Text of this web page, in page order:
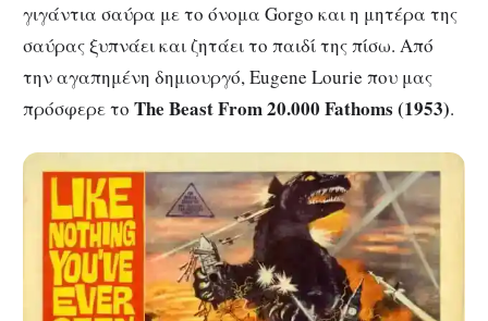
γιγάντια σαύρα με το όνομα Gorgo και η μητέρα της
σαύρας ξυπνάει και ζητάει το παιδί της πίσω. Από
την αγαπημένη δημιουργό, Eugene Lourie που μας
πρόσφερε το The BeastFrom20.000 Fathoms (1953).